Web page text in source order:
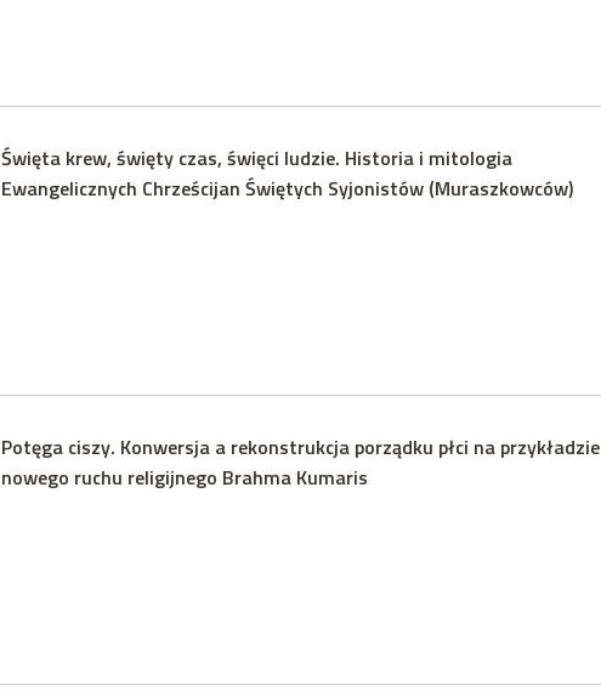
Święta krew, święty czas, święci ludzie. Historia i mitologia
Ewangelicznych Chrześcijan Świętych Syjonistów (Muraszkowców)
Potęga ciszy. Konwersja a rekonstrukcja porządku płci na przykładzie
nowego ruchu religijnego Brahma Kumaris